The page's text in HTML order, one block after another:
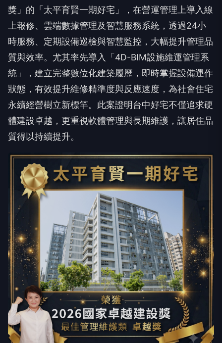
上報修、雲端數據管理及智慧服務系統，透過24小
時服務、定期設備巡檢與智慧監控，大幅提升管理品
質與效率。尤其率先導入「4D-BIM設施維運管理系
統」，建立完整數位化建築履歷，即時掌握設備運作
狀態，有效提升維修精準度與反應速度，為社會住宅
永續經營樹立新標竿。此案證明台中好宅不僅追求硬
體建設卓越，更重視軟體管理與長期維護，讓居住品
質得以持續提升。